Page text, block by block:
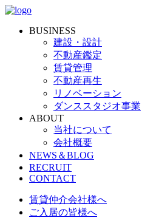
BUSINESS
建設・設計
不動産鑑定
賃貸管理
不動産再生
リノベーション
ダンススタジオ事業
ABOUT
当社について
会社概要
NEWS＆BLOG
RECRUIT
CONTACT
賃貸仲介会社様へ
ご入居の皆様へ